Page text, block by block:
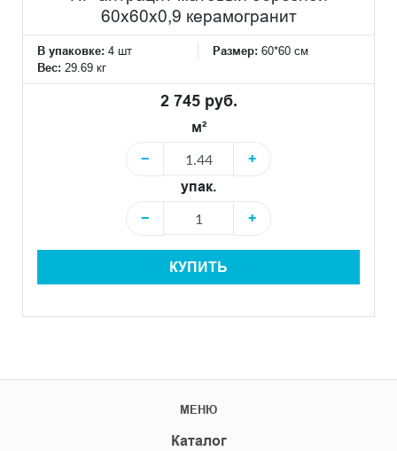
60x60x0,9 керамогранит
В упаковке: 4 шт Размер: 60*60 см
Вес: 29.69 кг
2 745 руб.
м²
−
+
упак.
−
+
КУПИТЬ
МЕНЮ
Каталог